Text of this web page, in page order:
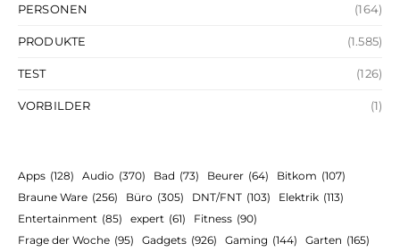
PERSONEN (164)
PRODUKTE (1.585)
TEST (126)
VORBILDER (1)
Apps (128) Audio (370) Bad (73) Beurer (64) Bitkom (107)
Braune Ware (256) Büro (305) DNT/FNT (103) Elektrik (113)
Entertainment (85) expert (61) Fitness (90)
Frage der Woche (95) Gadgets (926) Gaming (144) Garten (165)